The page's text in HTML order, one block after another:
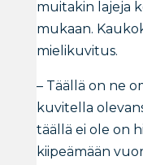
muitakin lajeja
mukaan.
mielikuvitus.
– Täällä on ne
kuvitella
täällä ei ole on
kiipeämään